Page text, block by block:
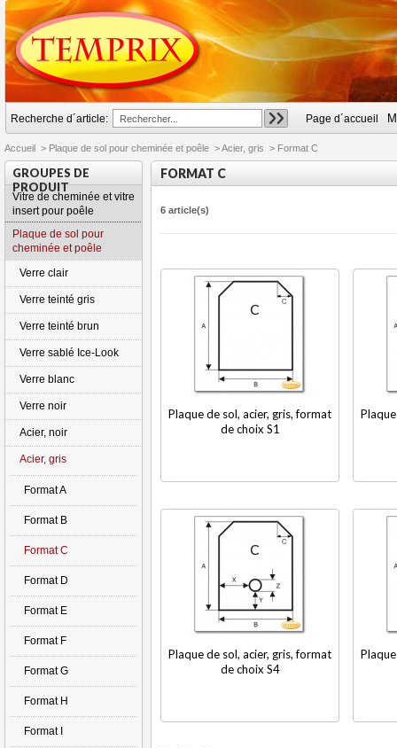
Recherche d´article: Page d´accueil
Accueil > Plaque de sol pour cheminée et poêle >Acier, gris > Format C
FORMAT C
6 article(s)
Plaque de sol, acier, gris, format
de choix S1
Plaque de sol, acier, gris, format
de choix S4
GROUPES DE
PRODUIT
Vitre de cheminée et vitre
insert pour poêle
Plaque de sol pour
cheminée et poêle
Verre clair
Verre teinté gris
Verre teinté brun
Verre sablé Ice-Look
Verre blanc
Verre noir
Acier, noir
Acier, gris
Format A
Format B
Format C
Format D
Format E
Format F
Format G
Format H
Format I